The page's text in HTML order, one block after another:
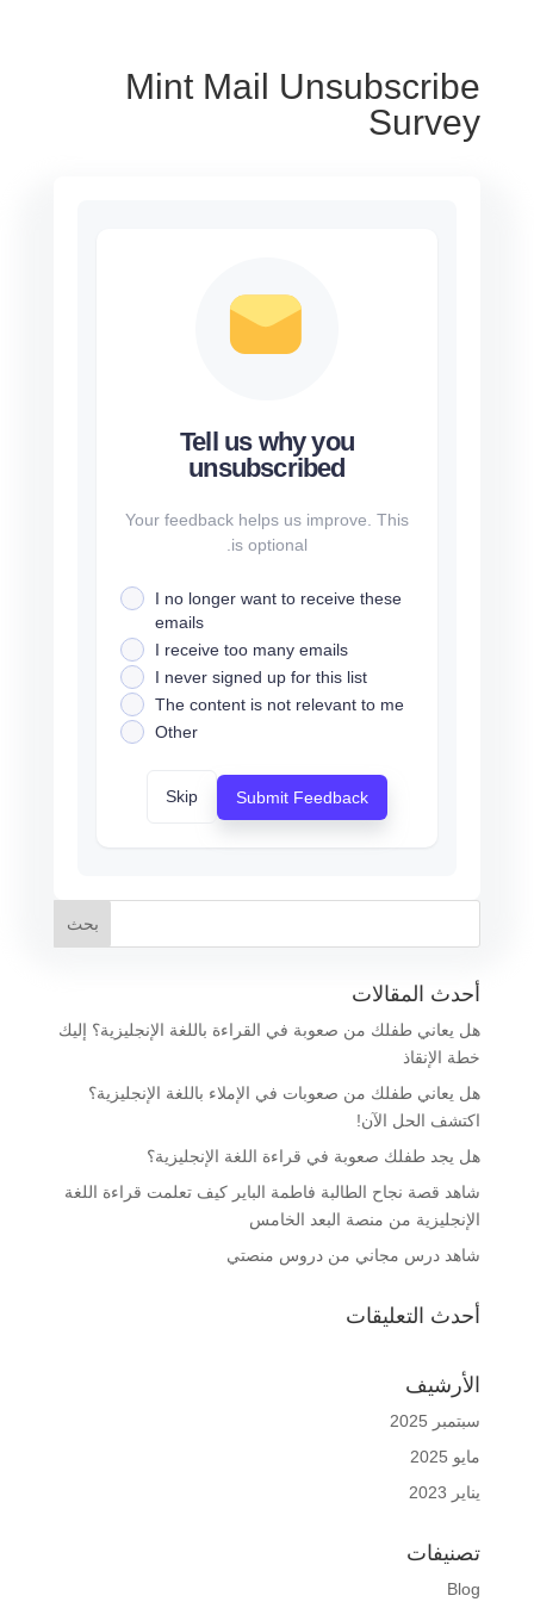
Mint Mail Unsubscribe
Survey
Tell us why you
unsubscribed
Your feedback helps us improve. This
is optional.
I no longer want to receive these
emails
I receive too many emails
I never signed up for this list
The content is not relevant to me
Other
Submit Feedback
Skip
أحدث المقالات
هل يعاني طفلك من صعوبة في القراءة باللغة الإنجليزية؟ إليك
خطة الإنقاذ
هل يعاني طفلك من صعوبات في الإملاء باللغة الإنجليزية؟
اكتشف الحل الآن!
هل يجد طفلك صعوبة في قراءة اللغة الإنجليزية؟
شاهد قصة نجاح الطالبة فاطمة الباير كيف تعلمت قراءة اللغة
الإنجليزية من منصة البعد الخامس
شاهد درس مجاني من دروس منصتي
أحدث التعليقات
الأرشيف
سبتمبر 2025
مايو 2025
يناير 2023
تصنيفات
Blog